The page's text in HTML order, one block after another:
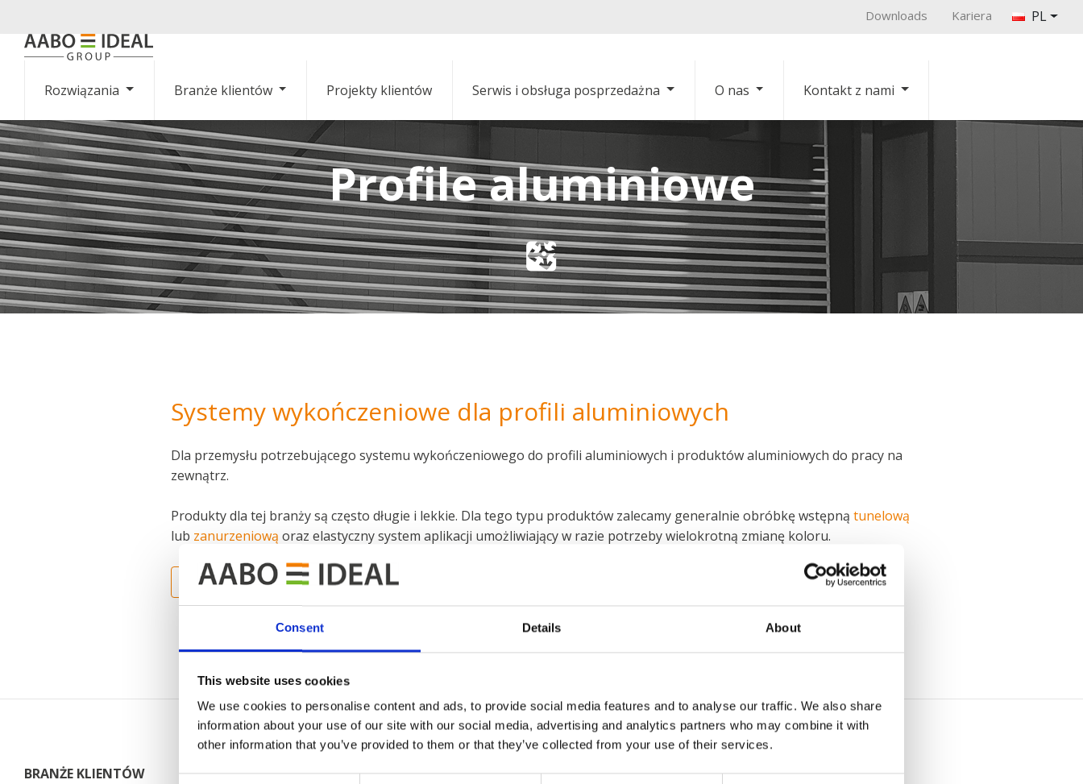
Consent Details About
This website uses cookies
We use cookies to personalise content and ads, to provide social media features and to analyse our traffic. We also share
information about your use of our site with our social media, advertising and analytics partners who may combine it with
other information that you’ve provided to them or that they’ve collected from your use of their services.
Downloads Kariera PL
Rozwiązania Branże klientów Projekty klientów Serwis i obsługa posprzedażna O nas Kontakt z nami
Profile aluminiowe
Systemy wykończeniowe dla profili aluminiowych
Dla przemysłu potrzebującego systemu wykończeniowego do profili aluminiowych i produktów aluminiowych do pracy na
zewnątrz.
Produkty dla tej branży są często długie i lekkie. Dla tego typu produktów zalecamy generalnie obróbkę wstępną tunelową
lub zanurzeniową oraz elastyczny system aplikacji umożliwiający w razie potrzeby wielokrotną zmianę koloru.
MIĘDZYNARODOWE DANE KONTAKTOWE
BRANŻE KLIENTÓW PROJEKTY KLIENTÓW KONTAKT Z NAMI KONTAKT Z NAMI